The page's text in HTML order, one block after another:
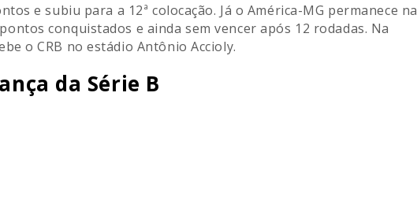
e subiu para a 12ª colocação. Já o América-MG permanece na
conquistados e ainda sem vencer após 12 rodadas. Na
o CRB no estádio Antônio Accioly.
da Série B